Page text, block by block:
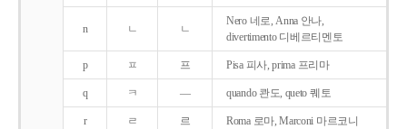
n ㄴ ㄴ
Nero 네로, Anna 안나,
divertimento 디베르티멘토
p ㅍ 프 Pisa 피사, prima 프리마
q ㅋ ― quando 콴도, queto 퀘토
r ㄹ 르 Roma 로마, Marconi 마르코니